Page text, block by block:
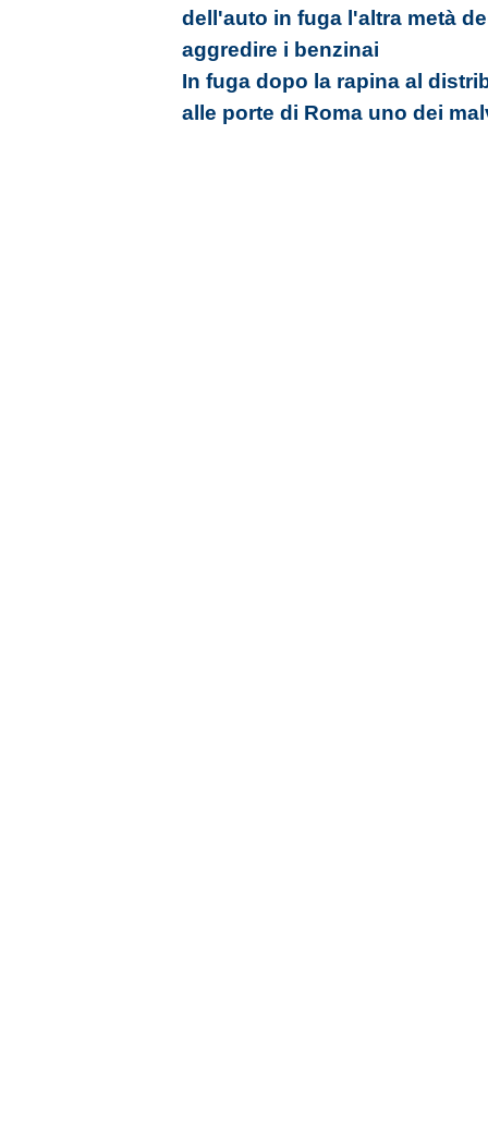
dell'auto in fuga l'altra metà
aggredire i benzinai
In fuga dopo la rapina al
alle porte di Roma uno dei